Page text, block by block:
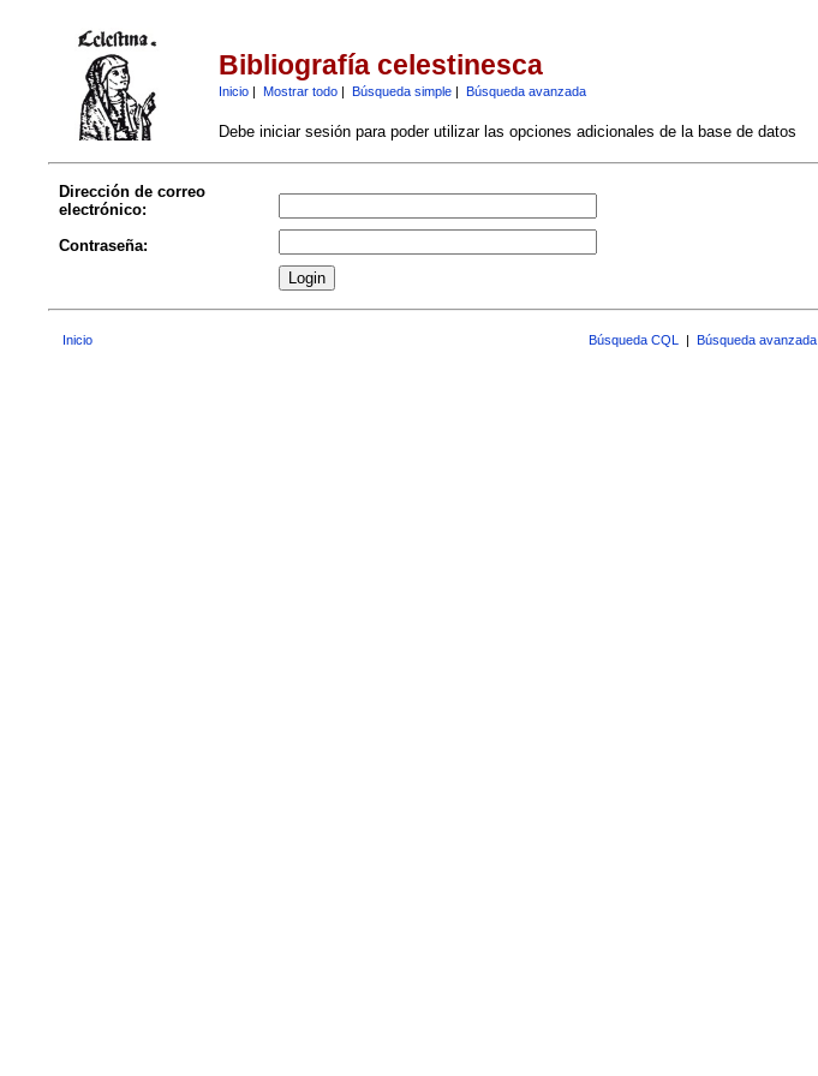
Bibliografía celestinesca
Inicio| Mostrar todo| Búsqueda simple| Búsqueda avanzada
Debe iniciar sesión para poder utilizar las opciones adicionales de la base de datos
Dirección de correo
electrónico:
Contraseña:
Inicio Búsqueda CQL | Búsqueda avanzada